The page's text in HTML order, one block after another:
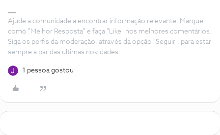
Ajude a comunidade a encontrar informação relevante. Marque
como "Melhor Resposta" e faça "Like" nos melhores comentários.
Siga os perfis da moderação, através da opção "Seguir", para estar
sempre a par das ultimas novidades.
1 pessoa gostou